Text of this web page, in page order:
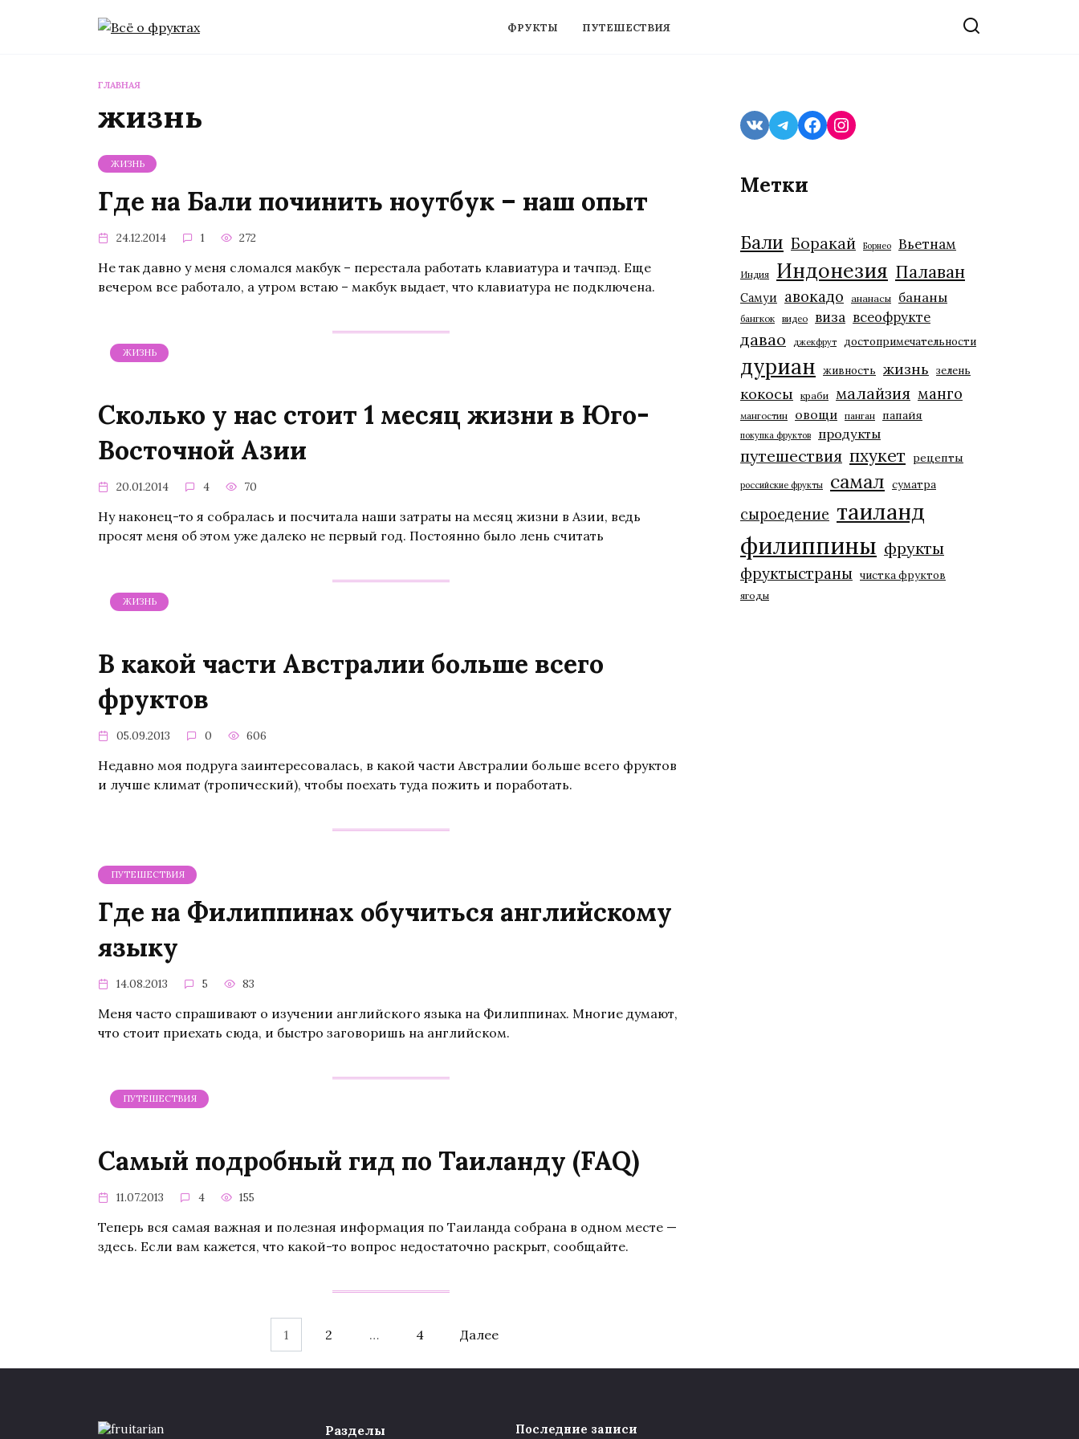
ФРУКТЫ ПУТЕШЕСТВИЯ
ГЛАВНАЯ
жизнь
ЖИЗНЬ
Где на Бали починить ноутбук – наш опыт
24.12.2014 1 272
Не так давно у меня сломался макбук – перестала работать клавиатура и тачпэд. Еще
вечером все работало, а утром встаю – макбук выдает, что клавиатура не подключена.
ЖИЗНЬ
Сколько у нас стоит 1 месяц жизни в Юго-
Восточной Азии
20.01.2014 4 70
Ну наконец-то я собралась и посчитала наши затраты на месяц жизни в Азии, ведь
просят меня об этом уже далеко не первый год. Постоянно было лень считать
ЖИЗНЬ
В какой части Австралии больше всего
фруктов
05.09.2013 0 606
Недавно моя подруга заинтересовалась, в какой части Австралии больше всего фруктов
и лучше климат (тропический), чтобы поехать туда пожить и поработать.
ПУТЕШЕСТВИЯ
Где на Филиппинах обучиться английскому
языку
14.08.2013 5 83
Меня часто спрашивают о изучении английского языка на Филиппинах. Многие думают,
что стоит приехать сюда, и быстро заговоришь на английском.
ПУТЕШЕСТВИЯ
Самый подробный гид по Таиланду (FAQ)
11.07.2013 4 155
Теперь вся самая важная и полезная информация по Таиланда собрана в одном месте —
здесь. Если вам кажется, что какой-то вопрос недостаточно раскрыт, сообщайте.
записям
1 2 … 4 Далее
VKTelegram
Facebook
Instagram
Метки
Бали Боракай Борнео Вьетнам
Индия Индонезия Палаван
Самуи авокадо ананасы бананы
бангкок видео виза всеофрукте
давао джекфрут достопримечательности
дуриан живность жизнь зелень
кокосы краби малайзия манго
мангостин овощи панган папайя
покупка фруктов продукты
путешествия пхукет рецепты
российские фрукты самал суматра
сыроедение таиланд
филиппины фрукты
фруктыстраны чистка фруктов
ягоды
Разделы Последние записи